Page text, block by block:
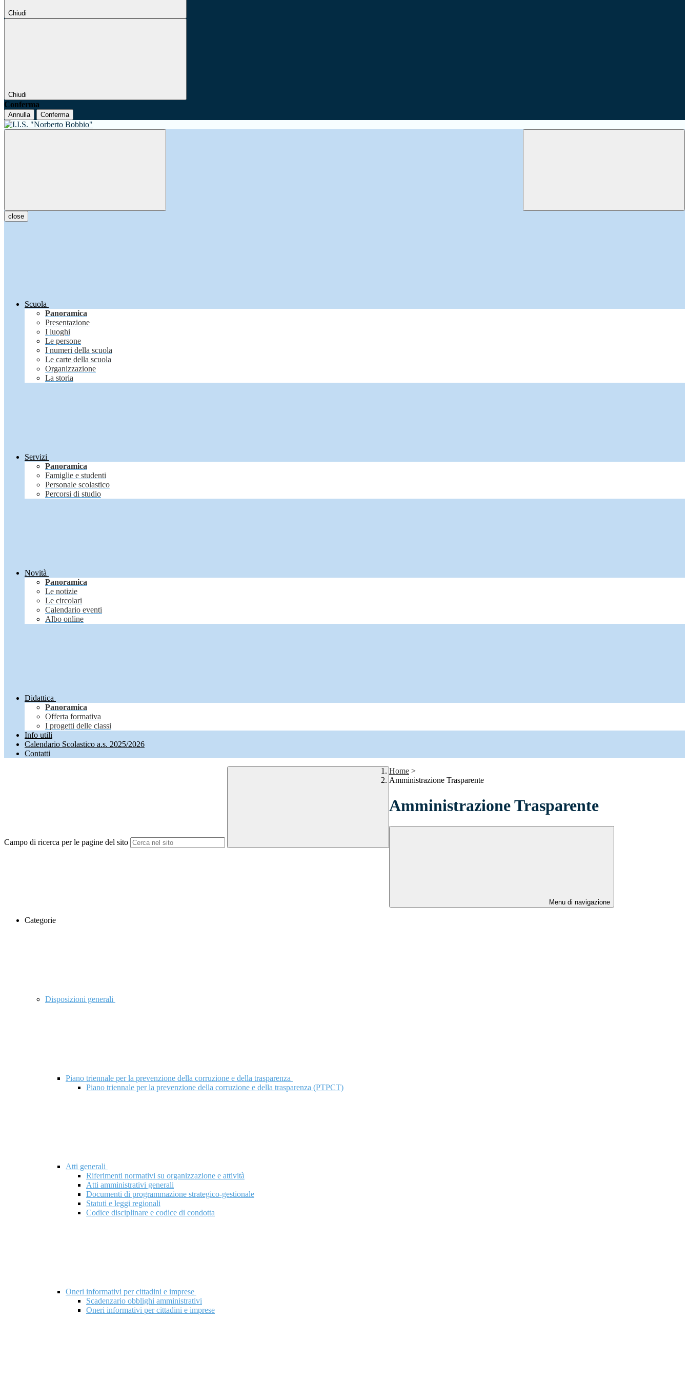
Chiudi
Chiudi
Conferma
Annulla Conferma
close
Scuola
Panoramica
Presentazione
I luoghi
Le persone
I numeri della scuola
Le carte della scuola
Organizzazione
La storia
Servizi
Panoramica
Famiglie e studenti
Personale scolastico
Percorsi di studio
Novità
Panoramica
Le notizie
Le circolari
Calendario eventi
Albo online
Didattica
Panoramica
Offerta formativa
I progetti delle classi
Info utili
Calendario Scolastico a.s. 2025/2026
Contatti
Campo di ricerca per le pagine del sito
Home >
Amministrazione Trasparente
Amministrazione Trasparente
Menu di navigazione
Categorie
Disposizioni generali
Piano triennale per la prevenzione della corruzione e della trasparenza
Piano triennale per la prevenzione della corruzione e della trasparenza (PTPCT)
Atti generali
Riferimenti normativi su organizzazione e attività
Atti amministrativi generali
Documenti di programmazione strategico-gestionale
Statuti e leggi regionali
Codice disciplinare e codice di condotta
Oneri informativi per cittadini e imprese
Scadenzario obblighi amministrativi
Oneri informativi per cittadini e imprese